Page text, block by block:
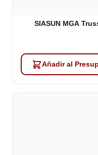
SIASUN MGA
Añadir al